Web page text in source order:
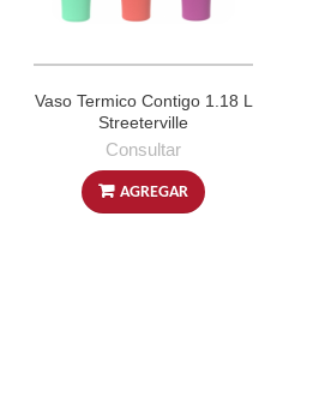
Vaso Termico Contigo 1.18 L
Streeterville
Consultar
AGREGAR